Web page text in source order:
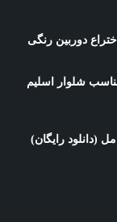
دوربین رنگی
شلوار اسلیم